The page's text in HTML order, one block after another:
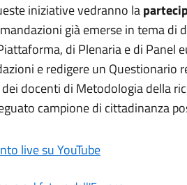
iniziative vedranno la
già emerse in tema
di Plenaria e di Panel
e redigere un Questionario
docenti di Metodologia della
campione di cittadinanza
live su YouTube